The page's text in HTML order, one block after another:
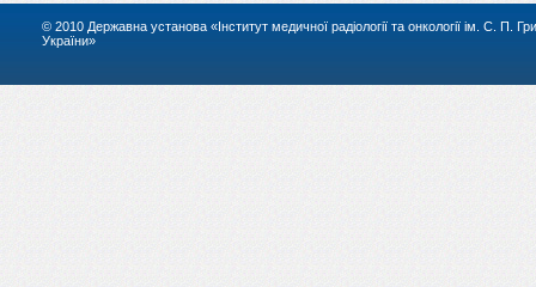
© 2010 Державна установа «Інститут медичної радіології та онкології ім. С. П.
України»